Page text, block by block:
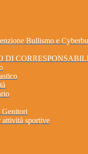
Bullismo e
DI
Genitori
attività sportive